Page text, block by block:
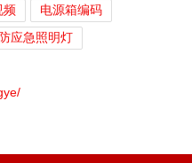
频
电源箱编码
应急照明灯